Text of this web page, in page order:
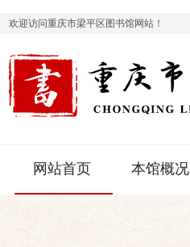
欢迎访问重庆市梁平区图书馆网站！
网站首页 本馆概况